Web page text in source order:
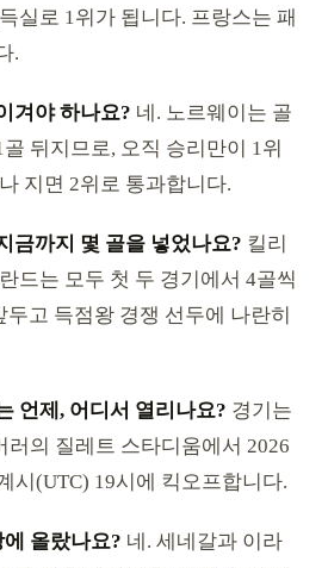
실로 1위가 됩니다. 프랑스는 패
.
겨야 하나요? 네. 노르웨이는 골
뒤지므로, 오직 승리만이 1위
지면 2위로 통과합니다.
금까지 몇 골을 넣었나요? 킬리
드는 모두 첫 두 경기에서 4골씩
고 득점왕 경쟁 선두에 나란히
언제, 어디서 열리나요? 경기는
러의 질레트 스타디움에서 2026
시(UTC) 19시에 킥오프합니다.
올랐나요? 네. 세네갈과 이라